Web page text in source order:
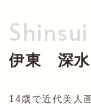
伊東 深水
14歳で近代美人